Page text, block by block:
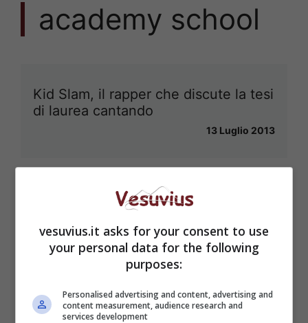
academy school
Kid Slam, il rapper che discute la tesi
di laurea cantando
13 Luglio 2013
vesuvius.it asks for your consent to use
your personal data for the following
purposes:
Personalised advertising and content, advertising and
content measurement, audience research and
services development